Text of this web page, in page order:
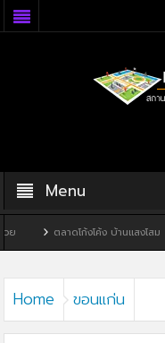
Menu
ดโก้งโค้ง บ้านแสงโสม ทิวผาคา
Home ขอนแก่น